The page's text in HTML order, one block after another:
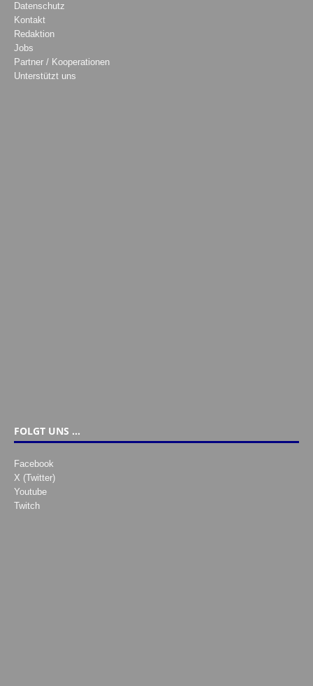
Datenschutz
Kontakt
Redaktion
Jobs
Partner / Kooperationen
Unterstützt uns
FOLGT UNS …
Facebook
X (Twitter)
Youtube
Twitch